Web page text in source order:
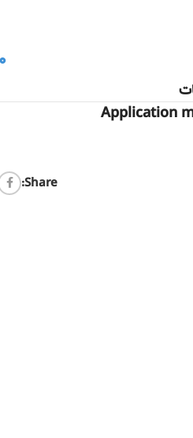
Application
Share: